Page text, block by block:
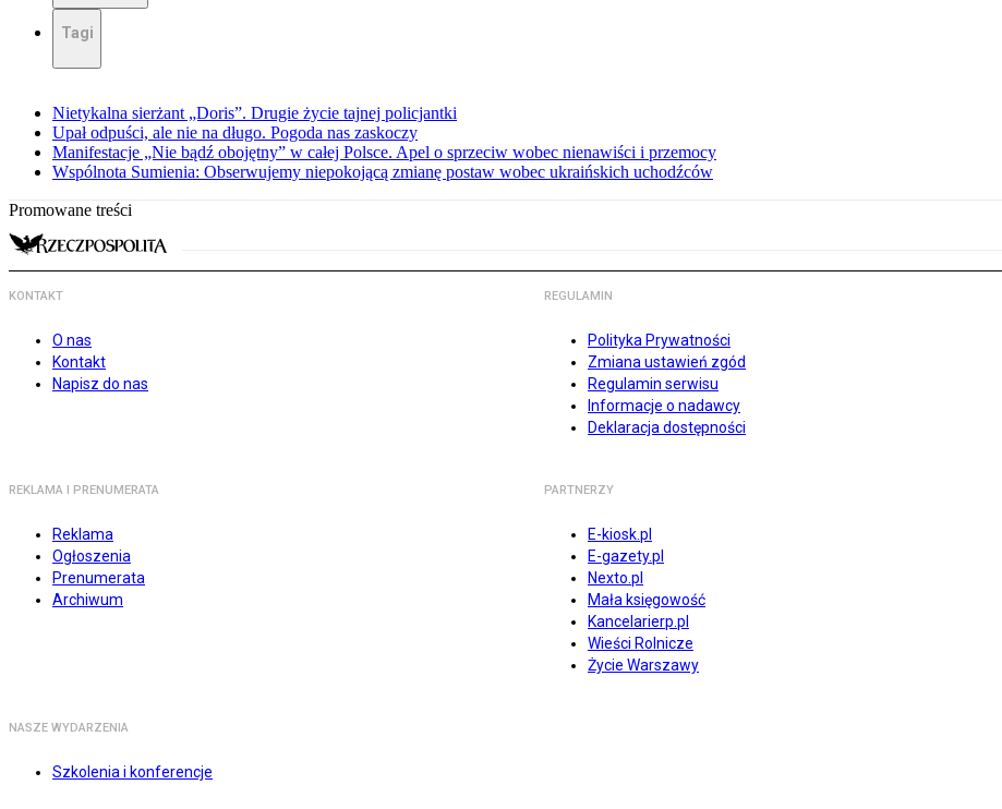
Tagi
Nietykalna sierżant „Doris”. Drugie życie tajnej policjantki
Upał odpuści, ale nie na długo. Pogoda nas zaskoczy
Manifestacje „Nie bądź obojętny” w całej Polsce. Apel o sprzeciw wobec nienawiści i przemocy
Wspólnota Sumienia: Obserwujemy niepokojącą zmianę postaw wobec ukraińskich uchodźców
Promowane treści
KONTAKT
O nas
Kontakt
Napisz do nas
REGULAMIN
Polityka Prywatności
Zmiana ustawień zgód
Regulamin serwisu
Informacje o nadawcy
Deklaracja dostępności
REKLAMA I PRENUMERATA
Reklama
Ogłoszenia
Prenumerata
Archiwum
PARTNERZY
E-kiosk.pl
E-gazety.pl
Nexto.pl
Mała księgowość
Kancelarierp.pl
Wieści Rolnicze
Życie Warszawy
NASZE WYDARZENIA
Szkolenia i konferencje